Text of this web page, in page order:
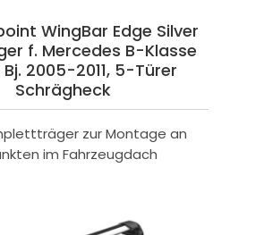
WingBar Edge Silver
f. Mercedes B-Klasse
2005-2011, 5-Türer
Schrägheck
zur Montage an
im Fahrzeugdach